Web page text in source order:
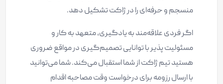
منسجم و حرفه‌ای را در ژاکت تشکیل دهد.
اگر فردی علاقه‌مند به یادگیری، متعهد به کار و
مسئولیت پذیر با توانایی تصمیم‌گیری در مواقع ضروری
هستید تیم ژاکت از شما استقبال می‌کند. شما می‌توانید
با ارسال رزومه برای درخواست وقت مصاحبه اقدام